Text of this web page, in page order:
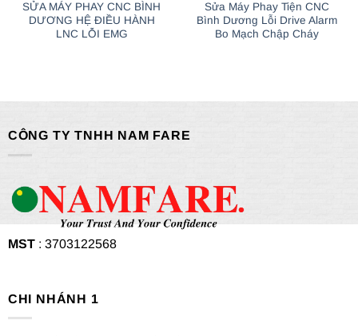
SỬA MÁY PHAY CNC BÌNH
DƯƠNG HỆ ĐIỀU HÀNH
LNC LỖI EMG
Sửa Máy Phay Tiện CNC
Bình Dương Lỗi Drive Alarm
Bo Mạch Chập Cháy
CÔNG TY TNHH NAM FARE
MST: 3703122568
CHI NHÁNH 1